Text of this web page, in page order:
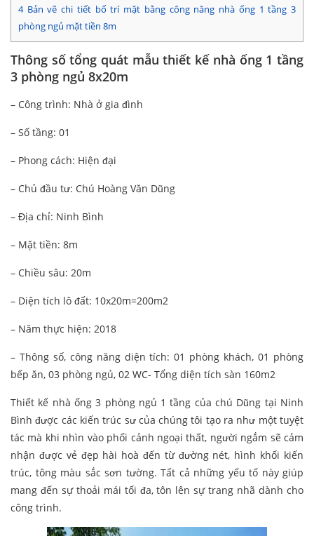
4Bản vẽ chi tiết bố trí mặt bằng công năng nhà ống 1 tầng 3
phòng ngủ mặt tiền 8m
Thông số tổng quát mẫu thiết kế nhà ống 1 tầng
3 phòng ngủ 8x20m
– Công trình: Nhà ở gia đình
– Số tầng: 01
– Phong cách: Hiện đại
– Chủ đầu tư: Chú Hoàng Văn Dũng
– Địa chỉ: Ninh Bình
– Mặt tiền: 8m
– Chiều sâu: 20m
– Diện tích lô đất: 10x20m=200m2
– Năm thực hiện: 2018
– Thông số, công năng diện tích: 01 phòng khách, 01 phòng
bếp ăn, 03 phòng ngủ, 02 WC- Tổng diện tích sàn 160m2
Thiết kế nhà ống 3 phòng ngủ 1 tầng của chú Dũng tại Ninh
Bình được các kiến trúc sư của chúng tôi tạo ra như một tuyệt
tác mà khi nhìn vào phối cảnh ngoại thất, người ngắm sẽ cảm
nhận được vẻ đẹp hài hoà đến từ đường nét, hình khối kiến
trúc, tông màu sắc sơn tường. Tất cả những yếu tố này giúp
mang đến sự thoải mái tối đa, tôn lên sự trang nhã dành cho
công trình.